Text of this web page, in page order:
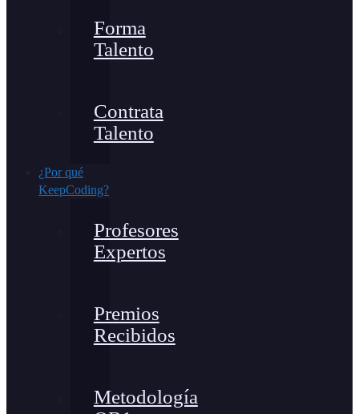
Forma
Talento
Contrata
Talento
¿Por qué
KeepCoding?
Profesores
Expertos
Premios
Recibidos
Metodología